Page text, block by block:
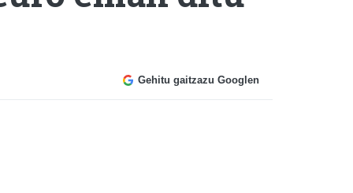
Gehitu gaitzazu Googlen